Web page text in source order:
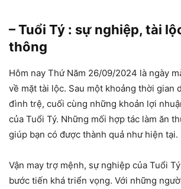
– Tuổi Tý : sự nghiệp, tài
thông
Hôm nay Thứ Năm 26/09/2024 là ngày
về mặt tài lộc. Sau một khoảng thời gian
đình trệ, cuối cùng những khoản lợi
của Tuổi Tý. Những mối hợp tác làm ăn
giúp bạn có được thành quả như hiện tại.
Vận may trợ mệnh, sự nghiệp của Tuổi
bước tiến khá triển vọng. Với những